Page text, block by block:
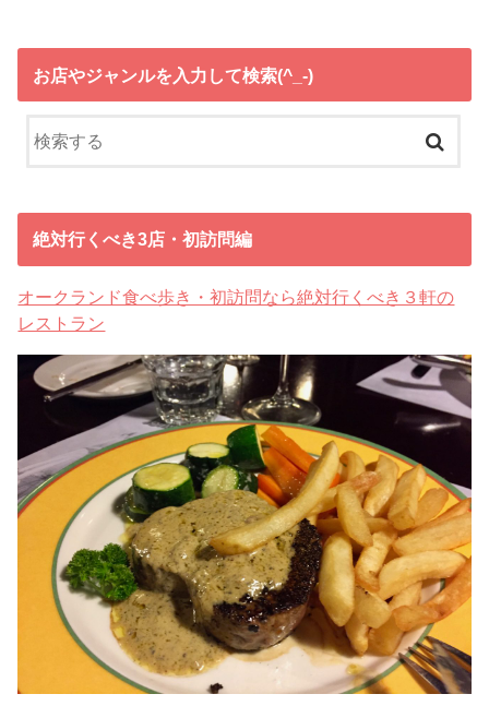
お店やジャンルを入力して検索(^_-)
絶対行くべき3店・初訪問編
オークランド食べ歩き・初訪問なら絶対行くべき３軒の
レストラン